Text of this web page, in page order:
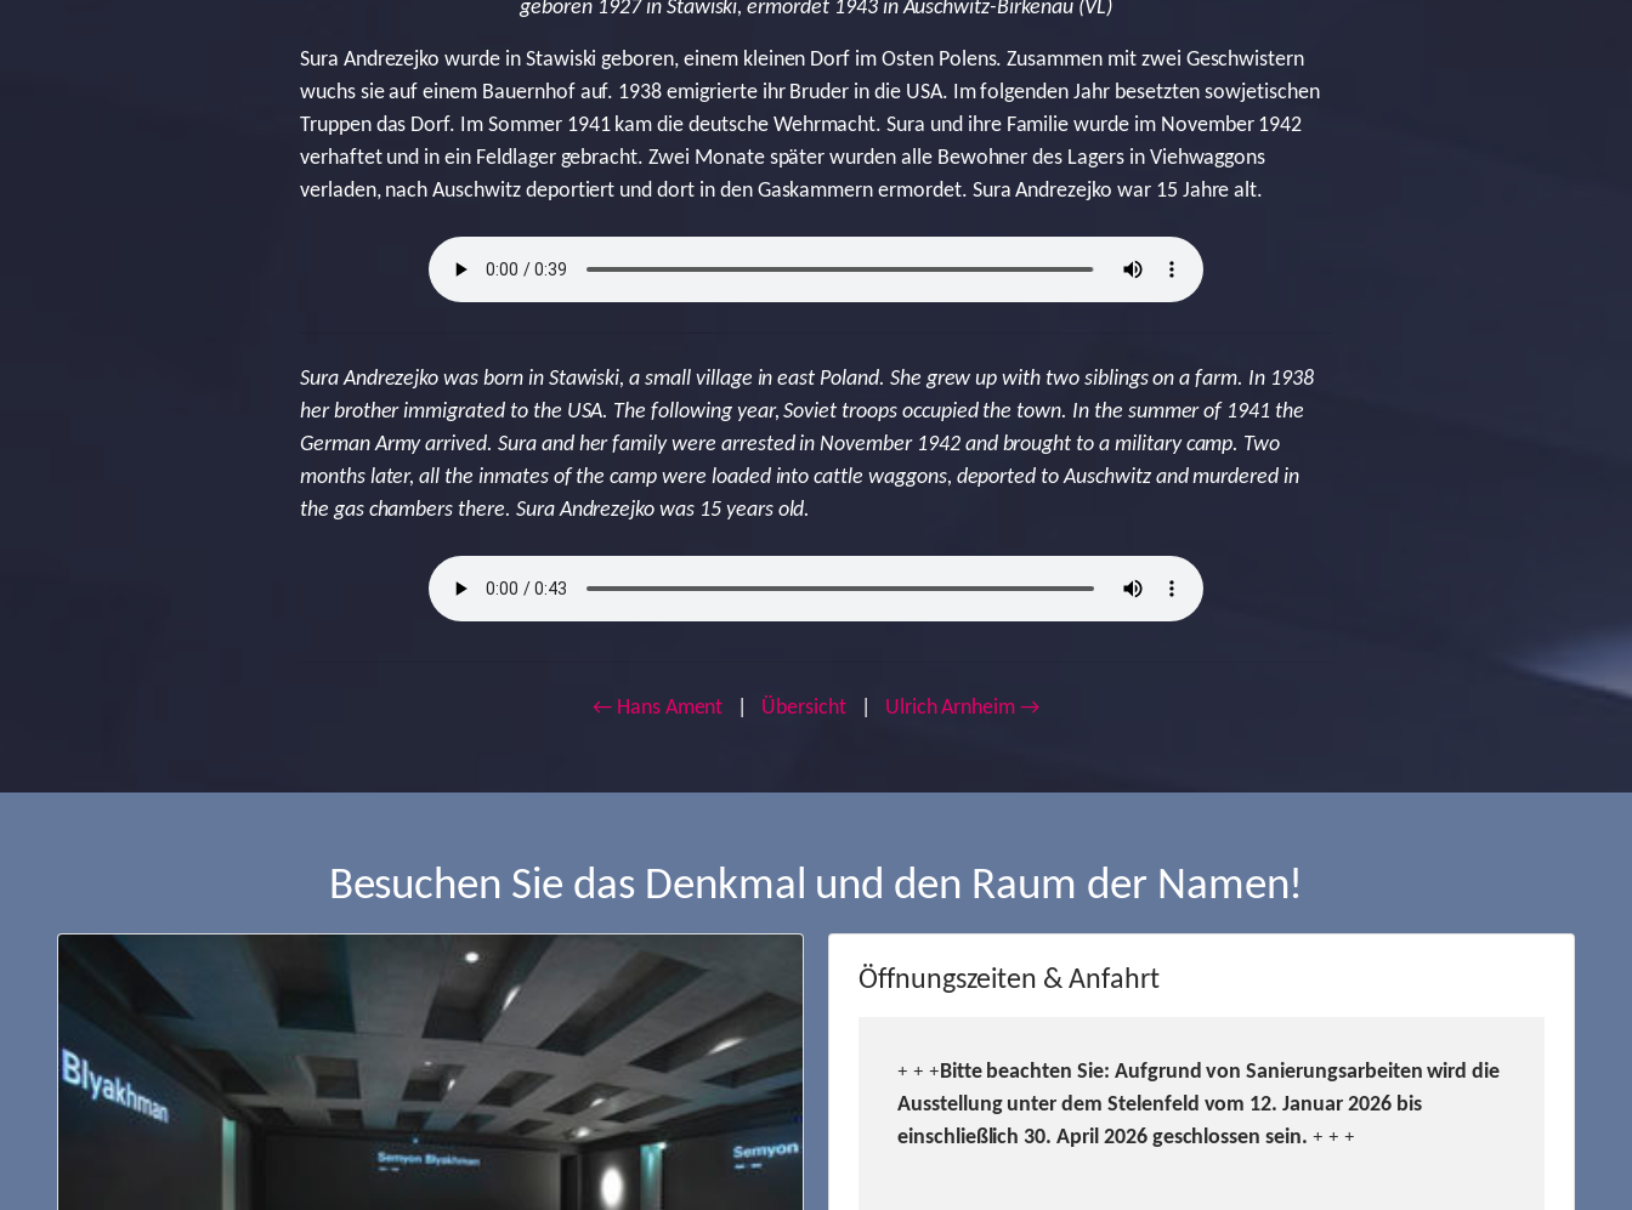
geboren 1927 in Stawiski, ermordet 1943 in Auschwitz-Birkenau (VL)
Sura Andrezejko wurde in Stawiski geboren, einem kleinen Dorf im Osten Polens. Zusammen mit zwei Geschwistern
wuchs sie auf einem Bauernhof auf. 1938 emigrierte ihr Bruder in die USA. Im folgenden Jahr besetzten sowjetischen
Truppen das Dorf. Im Sommer 1941 kam die deutsche Wehrmacht. Sura und ihre Familie wurde im November 1942
verhaftet und in ein Feldlager gebracht. Zwei Monate später wurden alle Bewohner des Lagers in Viehwaggons
verladen, nach Auschwitz deportiert und dort in den Gaskammern ermordet. Sura Andrezejko war 15 Jahre alt.
Sura Andrezejko was born in Stawiski, a small village in east Poland. She grew up with two siblings on a farm. In 1938
her brother immigrated to the USA. The following year, Soviet troops occupied the town. In the summer of 1941 the
German Army arrived. Sura and her family were arrested in November 1942 and brought to a military camp. Two
months later, all the inmates of the camp were loaded into cattle waggons, deported to Auschwitz and murdered in
the gas chambers there. Sura Andrezejko was 15 years old.
← Hans Ament Übersicht Ulrich Arnheim →
Besuchen Sie das Denkmal und den Raum der Namen!
Öffnungszeiten & Anfahrt
+ + +Bitte beachten Sie: Aufgrund von Sanierungsarbeiten wird die
Ausstellung unter dem Stelenfeld vom 12. Januar 2026 bis
einschließlich 30. April 2026 geschlossen sein. + + +